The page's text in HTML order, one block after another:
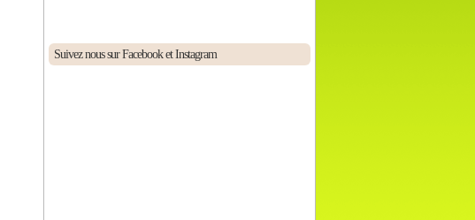
Suivez nous sur Facebook et Instagram